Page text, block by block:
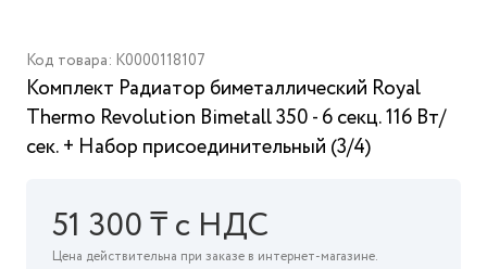
Код товара: K0000118107
Комплект Радиатор биметаллический Royal
Thermo Revolution Bimetall 350 - 6 секц. 116 Вт/
сек. + Набор присоединительный (3/4)
51 300 ₸ с НДС
Цена действительна при заказе в интернет-магазине.